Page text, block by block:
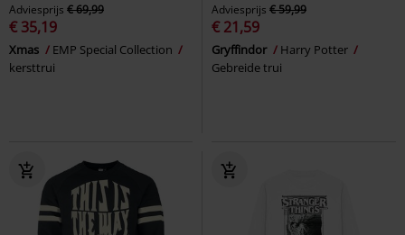
Adviesprijs € 69,99
€ 35,19
Xmas
EMP Special Collection
kersttrui
Adviesprijs € 59,99
€ 21,59
Gryffindor
Harry Potter
Gebreide trui